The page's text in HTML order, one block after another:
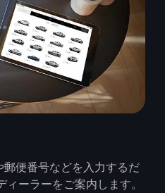
便番号などを入力するだ
ーラーをご案内します。